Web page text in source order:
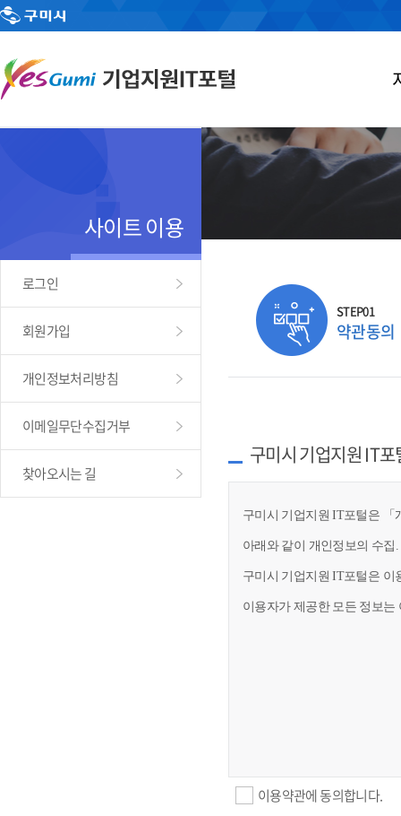
사이트 이용
로그인
회원가입
개인정보처리방침
이메일무단수집거부
찾아오시는 길
STEP01
약관동의
구미시 기업지원 IT
구미시 기업지원 IT포털은 「
아래와 같이 개인정보의 수집
구미시 기업지원 IT포털은 이
이용자가 제공한 모든 정보
이용약관에 동의합니다.